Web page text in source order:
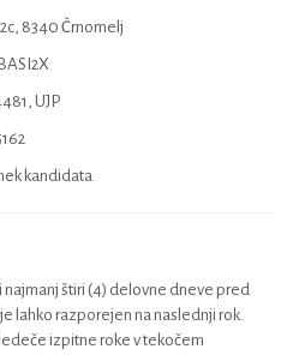
8340 Črnomelj
UJP
kandidata
štiri (4) delovne dneve pred
lahko razporejen na naslednji rok.
izpitne roke v tekočem